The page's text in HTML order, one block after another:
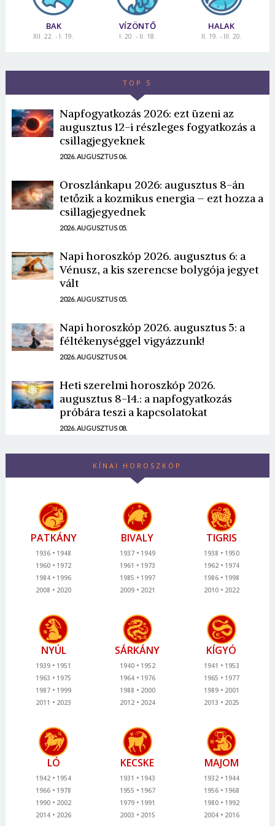
BAK
XII. 22. - I. 19.
VÍZÖNTŐ
I. 20. - II. 18.
HALAK
II. 19. - III. 20.
TOP 5
Napfogyatkozás 2026: ezt üzeni az
augusztus 12-i részleges fogyatkozás a
csillagjegyeknek
2026. AUGUSZTUS 06.
Oroszlánkapu 2026: augusztus 8-án
tetőzik a kozmikus energia – ezt hozza a
csillagjegyednek
2026. AUGUSZTUS 05.
Napi horoszkóp 2026. augusztus 6: a
Vénusz, a kis szerencse bolygója jegyet
vált
2026. AUGUSZTUS 05.
Napi horoszkóp 2026. augusztus 5: a
féltékenységgel vigyázzunk!
2026. AUGUSZTUS 04.
Heti szerelmi horoszkóp 2026.
augusztus 8-14.: a napfogyatkozás
próbára teszi a kapcsolatokat
2026. AUGUSZTUS 08.
KÍNAI HOROSZKÓP
PATKÁNY
1936
1948
1960
1972
1984
1996
2008
2020
BIVALY
1937
1949
1961
1973
1985
1997
2009
2021
TIGRIS
1938
1950
1962
1974
1986
1998
2010
2022
NYÚL
1939
1951
1963
1975
1987
1999
2011
2023
SÁRKÁNY
1940
1952
1964
1976
1988
2000
2012
2024
KÍGYÓ
1941
1953
1965
1977
1989
2001
2013
2025
LÓ
1942
1954
1966
1978
1990
2002
2014
2026
KECSKE
1931
1943
1955
1967
1979
1991
2003
2015
MAJOM
1932
1944
1956
1968
1980
1992
2004
2016